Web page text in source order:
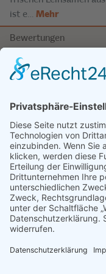
ist e… Mehr
Bewertungen
KONTAKT
INFOS